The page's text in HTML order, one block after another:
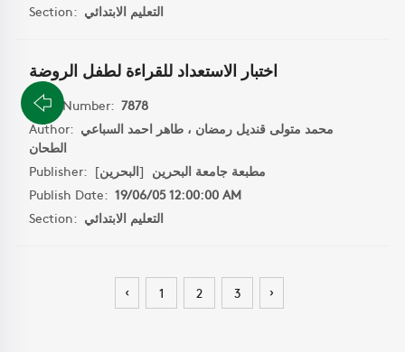
Section: التعليم الابتدائي
اختبار الاستعداد للقراءة لطفل الروضة
Book Number: 7878
Author: محمد متولى قنديل رمضان ، طاهر احمد السباعي
الطحان
Publisher:
مطبعة جامعة البحرين [البحرين]
Publish Date: 19/06/05 12:00:00 AM
Section: التعليم الابتدائي
‹ 1 2 3 ›